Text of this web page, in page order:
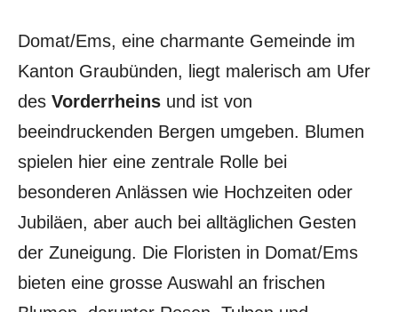
Domat/Ems, eine charmante Gemeinde im
Kanton Graubünden, liegt malerisch am Ufer
des Vorderrheins und ist von
beeindruckenden Bergen umgeben. Blumen
spielen hier eine zentrale Rolle bei
besonderen Anlässen wie Hochzeiten oder
Jubiläen, aber auch bei alltäglichen Gesten
der Zuneigung. Die Floristen in Domat/Ems
bieten eine grosse Auswahl an frischen